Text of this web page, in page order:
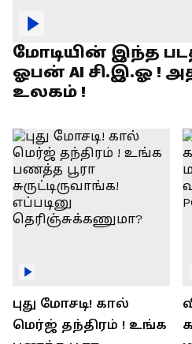
மோடியின் இந்த
ஓபன் AI சி.இ.ஓ !
உலகம் !
புது மோசடி! கால்
மெர்ஜ் தந்திரம் ! உங்க